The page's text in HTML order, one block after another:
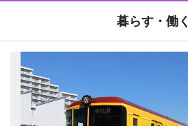
暮らす・働く